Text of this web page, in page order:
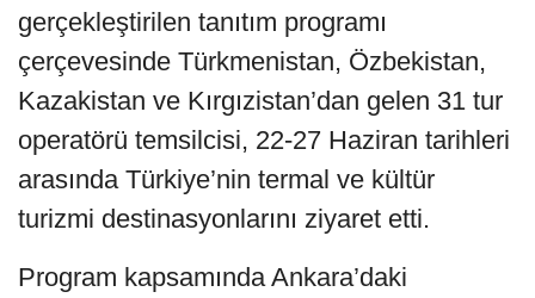
gerçekleştirilen tanıtım programı
çerçevesinde Türkmenistan, Özbekistan,
Kazakistan ve Kırgızistan’dan gelen 31 tur
operatörü temsilcisi, 22-27 Haziran tarihleri
arasında Türkiye’nin termal ve kültür
turizmi destinasyonlarını ziyaret etti.
Program kapsamında Ankara’daki